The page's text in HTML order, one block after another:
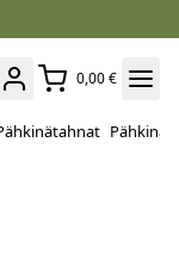
0,00 €
Pähkinät